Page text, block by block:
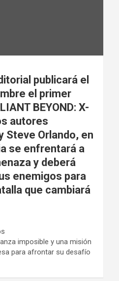
publicará el
el primer
BEYOND: X-
autores
Steve Orlando, en
se enfrentará a
y deberá
enemigos para
que cambiará
imposible y una misión
para afrontar su desafío